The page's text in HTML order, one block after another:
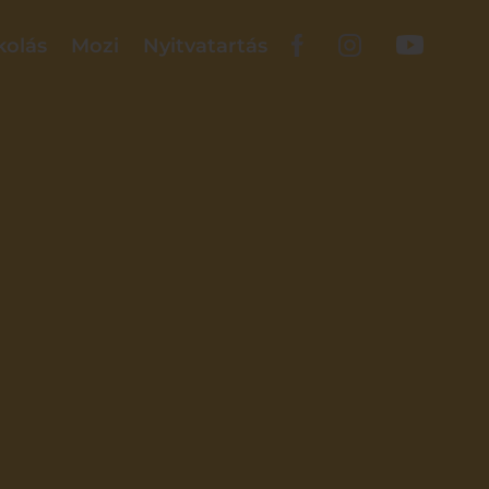
Mozi Nyitvatartás